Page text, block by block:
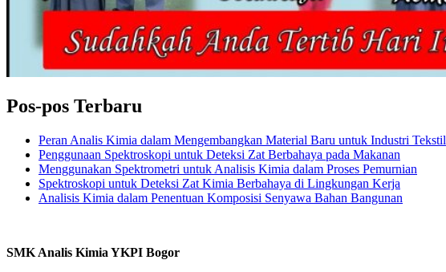
Pos-pos Terbaru
Peran Analis Kimia dalam Mengembangkan Material Baru untuk Industri Tekstil
Penggunaan Spektroskopi untuk Deteksi Zat Berbahaya pada Makanan
Menggunakan Spektrometri untuk Analisis Kimia dalam Proses Pemurnian
Spektroskopi untuk Deteksi Zat Kimia Berbahaya di Lingkungan Kerja
Analisis Kimia dalam Penentuan Komposisi Senyawa Bahan Bangunan
SMK Analis Kimia YKPI Bogor